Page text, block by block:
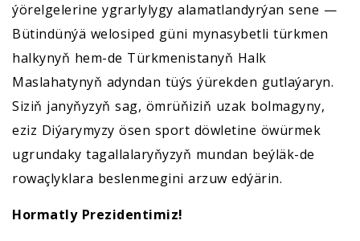
ýörelgelerine ygrarlylygy alamatlandyrýan sene —
Bütindünýä welosiped güni mynasybetli türkmen
halkynyň hem-de Türkmenistanyň Halk
Maslahatynyň adyndan tüýs ýürekden gutlaýaryn.
Siziň janyňyzyň sag, ömrüňiziň uzak bolmagyny,
eziz Diýarymyzy ösen sport döwletine öwürmek
ugrundaky tagallalaryňyzyň mundan beýläk-de
rowaçlyklara beslenmegini arzuw edýärin.
Hormatly Prezidentimiz!